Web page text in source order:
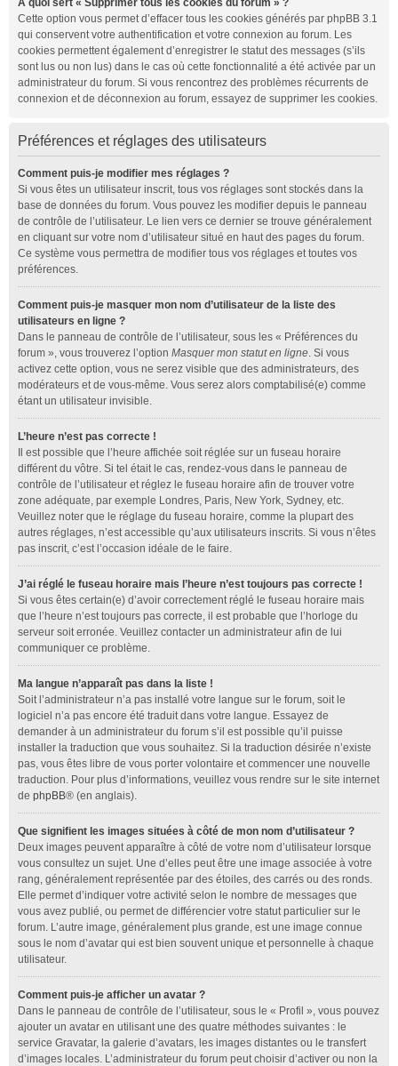
À quoi sert « Supprimer tous les cookies du forum » ?
Cette option vous permet d’effacer tous les cookies générés par phpBB 3.1
qui conservent votre authentification et votre connexion au forum. Les
cookies permettent également d’enregistrer le statut des messages (s’ils
sont lus ou non lus) dans le cas où cette fonctionnalité a été activée par un
administrateur du forum. Si vous rencontrez des problèmes récurrents de
connexion et de déconnexion au forum, essayez de supprimer les cookies.
Préférences et réglages des utilisateurs
Comment puis-je modifier mes réglages ?
Si vous êtes un utilisateur inscrit, tous vos réglages sont stockés dans la
base de données du forum. Vous pouvez les modifier depuis le panneau
de contrôle de l’utilisateur. Le lien vers ce dernier se trouve généralement
en cliquant sur votre nom d’utilisateur situé en haut des pages du forum.
Ce système vous permettra de modifier tous vos réglages et toutes vos
préférences.
Comment puis-je masquer mon nom d’utilisateur de la liste des
utilisateurs en ligne ?
Dans le panneau de contrôle de l’utilisateur, sous les « Préférences du
forum », vous trouverez l’option Masquer mon statut en ligne. Si vous
activez cette option, vous ne serez visible que des administrateurs, des
modérateurs et de vous-même. Vous serez alors comptabilisé(e) comme
étant un utilisateur invisible.
L’heure n’est pas correcte !
Il est possible que l’heure affichée soit réglée sur un fuseau horaire
différent du vôtre. Si tel était le cas, rendez-vous dans le panneau de
contrôle de l’utilisateur et réglez le fuseau horaire afin de trouver votre
zone adéquate, par exemple Londres, Paris, New York, Sydney, etc.
Veuillez noter que le réglage du fuseau horaire, comme la plupart des
autres réglages, n’est accessible qu’aux utilisateurs inscrits. Si vous n’êtes
pas inscrit, c’est l’occasion idéale de le faire.
J’ai réglé le fuseau horaire mais l’heure n’est toujours pas correcte !
Si vous êtes certain(e) d’avoir correctement réglé le fuseau horaire mais
que l’heure n’est toujours pas correcte, il est probable que l’horloge du
serveur soit erronée. Veuillez contacter un administrateur afin de lui
communiquer ce problème.
Ma langue n’apparaît pas dans la liste !
Soit l’administrateur n’a pas installé votre langue sur le forum, soit le
logiciel n’a pas encore été traduit dans votre langue. Essayez de
demander à un administrateur du forum s’il est possible qu’il puisse
installer la traduction que vous souhaitez. Si la traduction désirée n’existe
pas, vous êtes libre de vous porter volontaire et commencer une nouvelle
traduction. Pour plus d’informations, veuillez vous rendre sur le site internet
de phpBB® (en anglais).
Que signifient les images situées à côté de mon nom d’utilisateur ?
Deux images peuvent apparaître à côté de votre nom d’utilisateur lorsque
vous consultez un sujet. Une d’elles peut être une image associée à votre
rang, généralement représentée par des étoiles, des carrés ou des ronds.
Elle permet d’indiquer votre activité selon le nombre de messages que
vous avez publié, ou permet de différencier votre statut particulier sur le
forum. L’autre image, généralement plus grande, est une image connue
sous le nom d’avatar qui est bien souvent unique et personnelle à chaque
utilisateur.
Comment puis-je afficher un avatar ?
Dans le panneau de contrôle de l’utilisateur, sous le « Profil », vous pouvez
ajouter un avatar en utilisant une des quatre méthodes suivantes : le
service Gravatar, la galerie d’avatars, les images distantes ou le transfert
d’images locales. L’administrateur du forum peut choisir d’activer ou non la